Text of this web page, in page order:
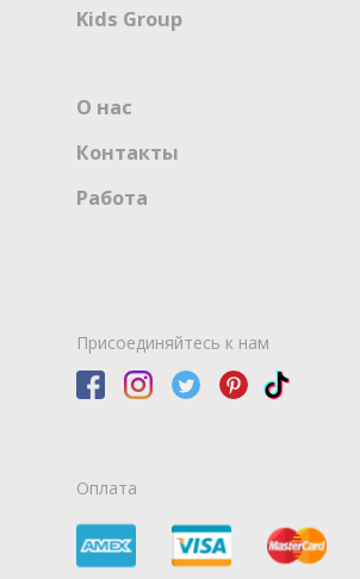
Kids Group
О нас
Контакты
Работа
Присоединяйтесь к нам
Оплата